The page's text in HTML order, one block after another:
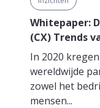
Whitepaper:
(CX) Trends
In 2020
wereldwijde
zowel het
mensen...